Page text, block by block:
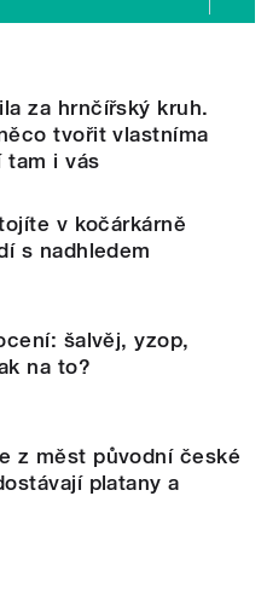
za hrnčířský kruh.
tvořit vlastníma
tam i vás
v kočárkárně
s nadhledem
šalvěj, yzop,
na to?
z měst původní české
platany a